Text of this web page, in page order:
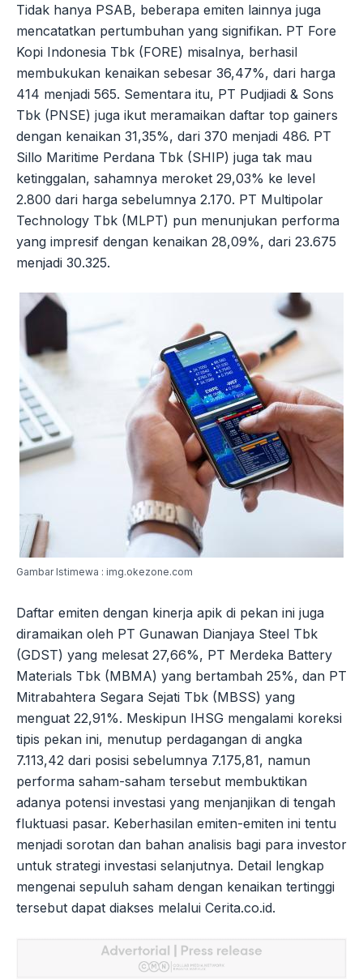
Tidak hanya PSAB, beberapa emiten lainnya juga
mencatatkan pertumbuhan yang signifikan. PT Fore
Kopi Indonesia Tbk (FORE) misalnya, berhasil
membukukan kenaikan sebesar 36,47%, dari harga
414 menjadi 565. Sementara itu, PT Pudjiadi & Sons
Tbk (PNSE) juga ikut meramaikan daftar top gainers
dengan kenaikan 31,35%, dari 370 menjadi 486. PT
Sillo Maritime Perdana Tbk (SHIP) juga tak mau
ketinggalan, sahamnya meroket 29,03% ke level
2.800 dari harga sebelumnya 2.170. PT Multipolar
Technology Tbk (MLPT) pun menunjukan performa
yang impresif dengan kenaikan 28,09%, dari 23.675
menjadi 30.325.
Gambar Istimewa : img.okezone.com
Daftar emiten dengan kinerja apik di pekan ini juga
diramaikan oleh PT Gunawan Dianjaya Steel Tbk
(GDST) yang melesat 27,66%, PT Merdeka Battery
Materials Tbk (MBMA) yang bertambah 25%, dan PT
Mitrabahtera Segara Sejati Tbk (MBSS) yang
menguat 22,91%. Meskipun IHSG mengalami koreksi
tipis pekan ini, menutup perdagangan di angka
7.113,42 dari posisi sebelumnya 7.175,81, namun
performa saham-saham tersebut membuktikan
adanya potensi investasi yang menjanjikan di tengah
fluktuasi pasar. Keberhasilan emiten-emiten ini tentu
menjadi sorotan dan bahan analisis bagi para investor
untuk strategi investasi selanjutnya. Detail lengkap
mengenai sepuluh saham dengan kenaikan tertinggi
tersebut dapat diakses melalui Cerita.co.id.